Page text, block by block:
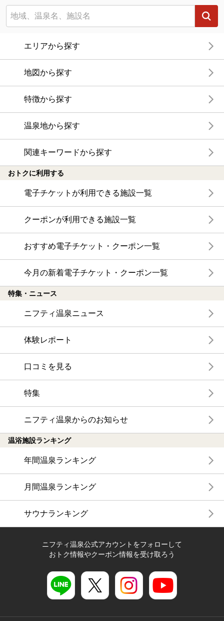
エリアから探す
地図から探す
特徴から探す
温泉地から探す
関連キーワードから探す
おトクに利用する
電子チケットが利用できる施設一覧
クーポンが利用できる施設一覧
おすすめ電子チケット・クーポン一覧
今月の新着電子チケット・クーポン一覧
特集・ニュース
ニフティ温泉ニュース
体験レポート
口コミを見る
特集
ニフティ温泉からのお知らせ
温浴施設ランキング
年間温泉ランキング
月間温泉ランキング
サウナランキング
ニフティ温泉公式アカウントをフォローして
おトク情報やクーポン情報を受け取ろう